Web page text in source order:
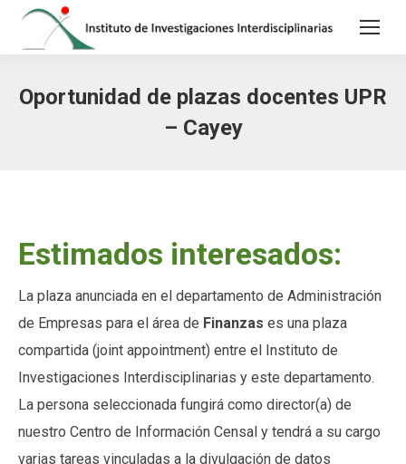
Oportunidad de plazas docentes UPR
– Cayey
Estimados interesados:
La plaza anunciada en el departamento de Administración
de Empresas para el área de Finanzas es una plaza
compartida (joint appointment) entre el Instituto de
Investigaciones Interdisciplinarias y este departamento.
La persona seleccionada fungirá como director(a) de
nuestro Centro de Información Censal y tendrá a su cargo
varias tareas vinculadas a la divulgación de datos